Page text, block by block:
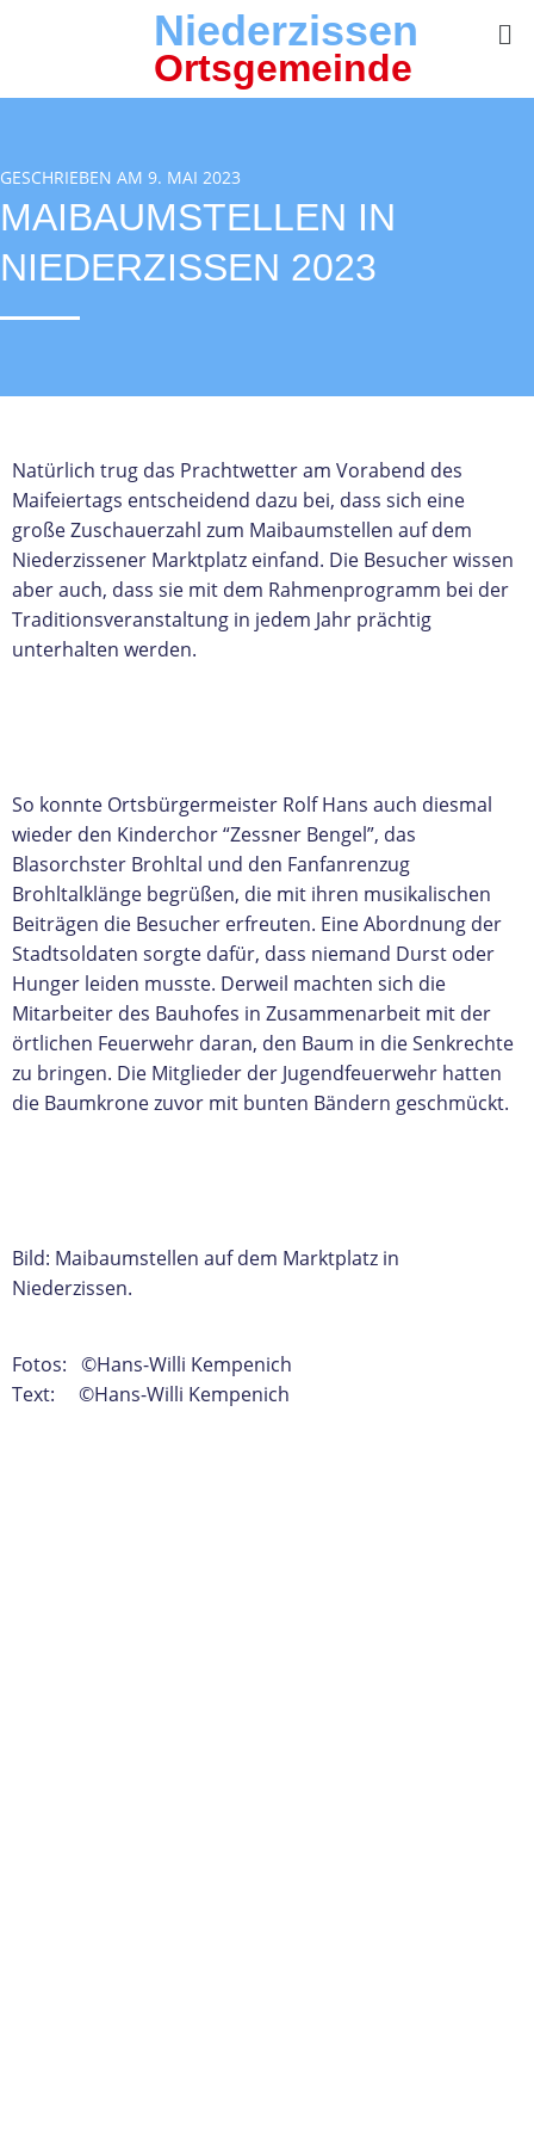
Niederzissen
Ortsgemeinde
GESCHRIEBEN AM 9. MAI 2023
MAIBAUMSTELLEN IN
NIEDERZISSEN 2023
Natürlich trug das Prachtwetter am Vorabend des
Maifeiertags entscheidend dazu bei, dass sich eine
große Zuschauerzahl zum Maibaumstellen auf dem
Niederzissener Marktplatz einfand. Die Besucher wissen
aber auch, dass sie mit dem Rahmenprogramm bei der
Traditionsveranstaltung in jedem Jahr prächtig
unterhalten werden.
So konnte Ortsbürgermeister Rolf Hans auch diesmal
wieder den Kinderchor “Zessner Bengel”, das
Blasorchster Brohltal und den Fanfanrenzug
Brohltalklänge begrüßen, die mit ihren musikalischen
Beiträgen die Besucher erfreuten. Eine Abordnung der
Stadtsoldaten sorgte dafür, dass niemand Durst oder
Hunger leiden musste. Derweil machten sich die
Mitarbeiter des Bauhofes in Zusammenarbeit mit der
örtlichen Feuerwehr daran, den Baum in die Senkrechte
zu bringen. Die Mitglieder der Jugendfeuerwehr hatten
die Baumkrone zuvor mit bunten Bändern geschmückt.
Bild: Maibaumstellen auf dem Marktplatz in
Niederzissen.
Fotos: ©Hans-Willi Kempenich
Text: ©Hans-Willi Kempenich